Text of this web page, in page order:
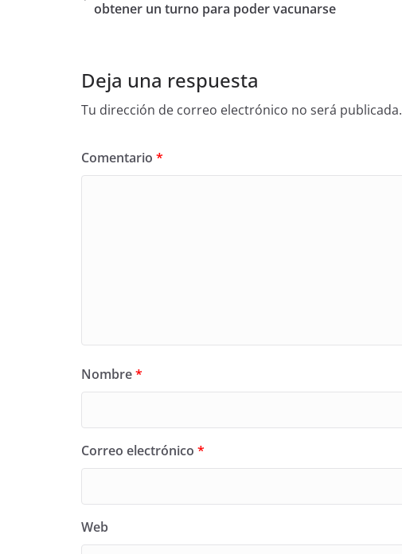
obtener un turno para poder vacunarse
Deja una respuesta
Tu dirección de correo electrónico no será publicada.
Comentario *
Nombre*
Correo electrónico *
Web